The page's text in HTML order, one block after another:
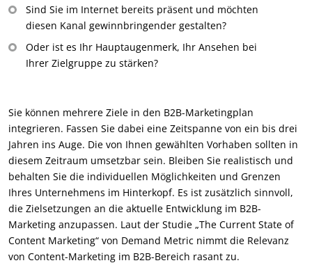
Sind Sie im Internet bereits präsent und möchten
diesen Kanal gewinnbringender gestalten?
Oder ist es Ihr Hauptaugenmerk, Ihr Ansehen bei
Ihrer Zielgruppe zu stärken?
Sie können mehrere Ziele in den B2B-Marketingplan
integrieren. Fassen Sie dabei eine Zeitspanne von ein bis drei
Jahren ins Auge. Die von Ihnen gewählten Vorhaben sollten in
diesem Zeitraum umsetzbar sein. Bleiben Sie realistisch und
behalten Sie die individuellen Möglichkeiten und Grenzen
Ihres Unternehmens im Hinterkopf. Es ist zusätzlich sinnvoll,
die Zielsetzungen an die aktuelle Entwicklung im B2B-
Marketing anzupassen. Laut der Studie „The Current State of
Content Marketing“ von Demand Metric nimmt die Relevanz
von Content-Marketing im B2B-Bereich rasant zu.